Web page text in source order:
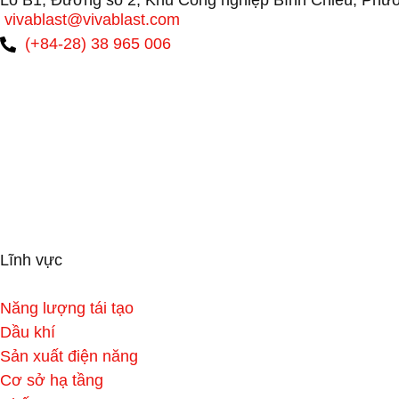
vivablast@vivablast.com
(+84-28) 38 965 006
Lĩnh vực
Năng lượng tái tạo
Dầu khí
Sản xuất điện năng
Cơ sở hạ tầng